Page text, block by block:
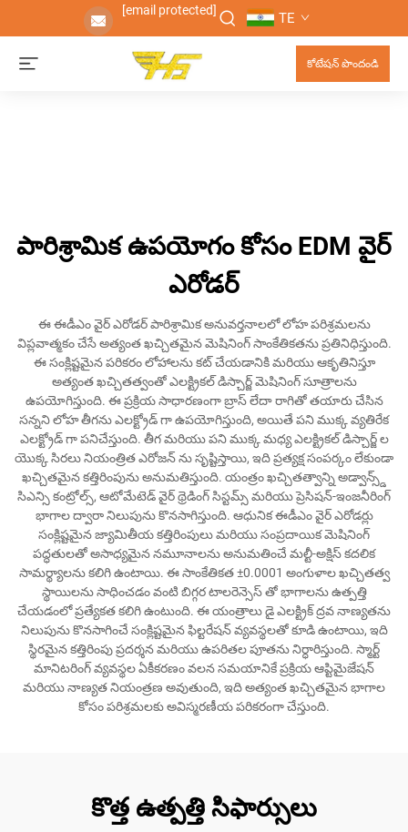
[email protected] TE
కోటేషన్ పొందండి
పారిశ్రామిక ఉపయోగం కోసం EDM వైర్
ఎరోడర్
ఈ ఈడీఎం వైర్ ఎరోడర్ పారిశ్రామిక అనువర్తనాలలో లోహ పరిశ్రమలను
విప్లవాత్మకం చేసే అత్యంత ఖచ్చితమైన మెషినింగ్ సాంకేతికతను ప్రతినిధిస్తుంది.
ఈ సంక్లిష్టమైన పరికరం లోహాలను కట్ చేయడానికి మరియు ఆకృతినిస్తూ
అత్యంత ఖచ్చితత్వంతో ఎలక్ట్రికల్ డిస్చార్జ్ మెషినింగ్ సూత్రాలను
ఉపయోగిస్తుంది. ఈ ప్రక్రియ సాధారణంగా బ్రాస్ లేదా రాగితో తయారు చేసిన
సన్నని లోహ తీగను ఎలక్ట్రోడ్ గా ఉపయోగిస్తుంది, అయితే పని ముక్క వ్యతిరేక
ఎలక్ట్రోడ్ గా పనిచేస్తుంది. తీగ మరియు పని ముక్క మధ్య ఎలక్ట్రికల్ డిస్చార్జ్ ల
యొక్క సిరలు నియంత్రిత ఎరోజన్ ను సృష్టిస్తాయి, ఇది ప్రత్యక్ష సంపర్కం లేకుండా
ఖచ్చితమైన కత్తిరింపును అనుమతిస్తుంది. యంత్రం ఖచ్చితత్వాన్ని అడ్వాన్స్డ్
సిఎన్సి కంట్రోల్స్, ఆటోమేటెడ్ వైర్ థ్రెడింగ్ సిస్టమ్స్ మరియు ప్రెసిషన్-ఇంజనీరింగ్
భాగాల ద్వారా నిలుపును కొనసాగిస్తుంది. ఆధునిక ఈడీఎం వైర్ ఎరోడర్లు
సంక్లిష్టమైన జ్యామితీయ కత్తిరింపులు మరియు సంప్రదాయిక మెషినింగ్
పద్ధతులతో అసాధ్యమైన నమూనాలను అనుమతించే మల్టీ-అక్షిస్ కదలిక
సామర్థ్యాలను కలిగి ఉంటాయి. ఈ సాంకేతికత ±0.0001 అంగుళాల ఖచ్చితత్వ
స్థాయిలను సాధించడం వంటి బిగ్గర టాలరెన్సెస్ తో భాగాలను ఉత్పత్తి
చేయడంలో ప్రత్యేకత కలిగి ఉంటుంది. ఈ యంత్రాలు డై ఎలక్ట్రిక్ ద్రవ నాణ్యతను
నిలుపును కొనసాగించే సంక్లిష్టమైన ఫిల్టరేషన్ వ్యవస్థలతో కూడి ఉంటాయి, ఇది
స్థిరమైన కత్తిరింపు ప్రదర్శన మరియు ఉపరితల పూతను నిర్ధారిస్తుంది. స్మార్ట్
మానిటరింగ్ వ్యవస్థల ఏకీకరణం వలన సమయానికే ప్రక్రియ ఆప్టిమైజేషన్
మరియు నాణ్యత నియంత్రణ అవుతుంది, ఇది అత్యంత ఖచ్చితమైన భాగాల
కోసం పరిశ్రమలకు అవిస్మరణీయ పరికరంగా చేస్తుంది.
కొత్త ఉత్పత్తి సిఫార్సులు